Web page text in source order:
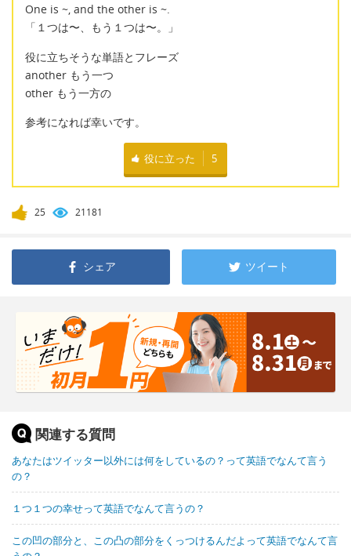
One is ~, and the other is ~.
「１つは〜、もう１つは〜。」
役に立ちそうな単語とフレーズ
another もう一つ
other もう一方の
参考になれば幸いです。
役に立った 5
25 21181
シェア ツイート
関連する質問
あなたはツイッター以外には何をしているの？って英語でなんて言う
の？
１つ１つの幸せって英語でなんて言うの？
この凹の部分と、この凸の部分をくっつけるんだよって英語でなんて言